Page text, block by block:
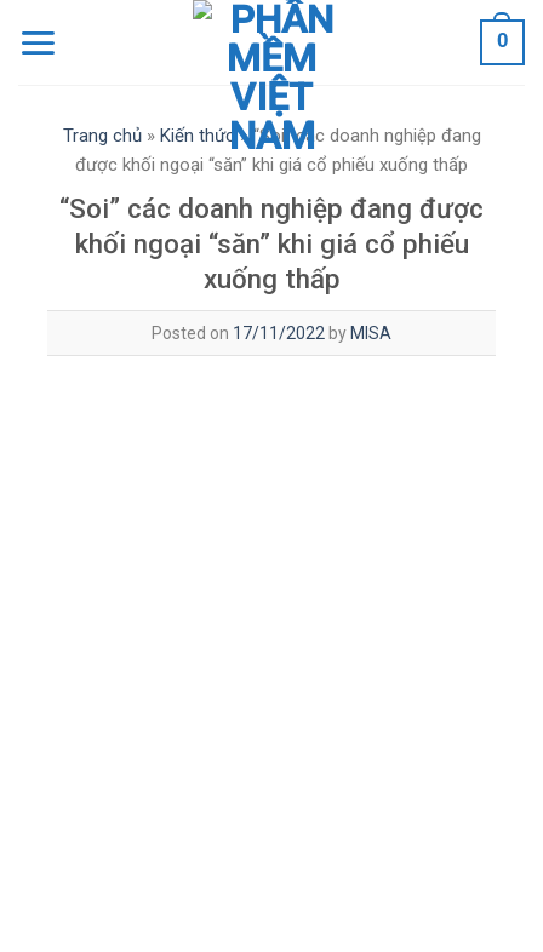
0
Trang chủ» Kiến thức » “Soi” các doanh nghiệp đang
được khối ngoại “săn” khi giá cổ phiếu xuống thấp
“Soi” các doanh nghiệp đang được
khối ngoại “săn” khi giá cổ phiếu
xuống thấp
Posted on 17/11/2022 by MISA